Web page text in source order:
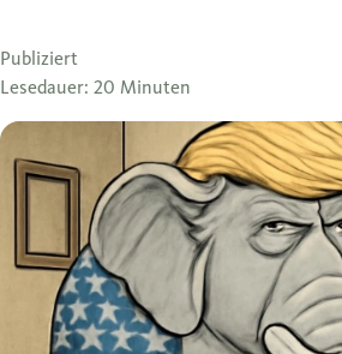
Publiziert
Lesedauer: 20 Minuten